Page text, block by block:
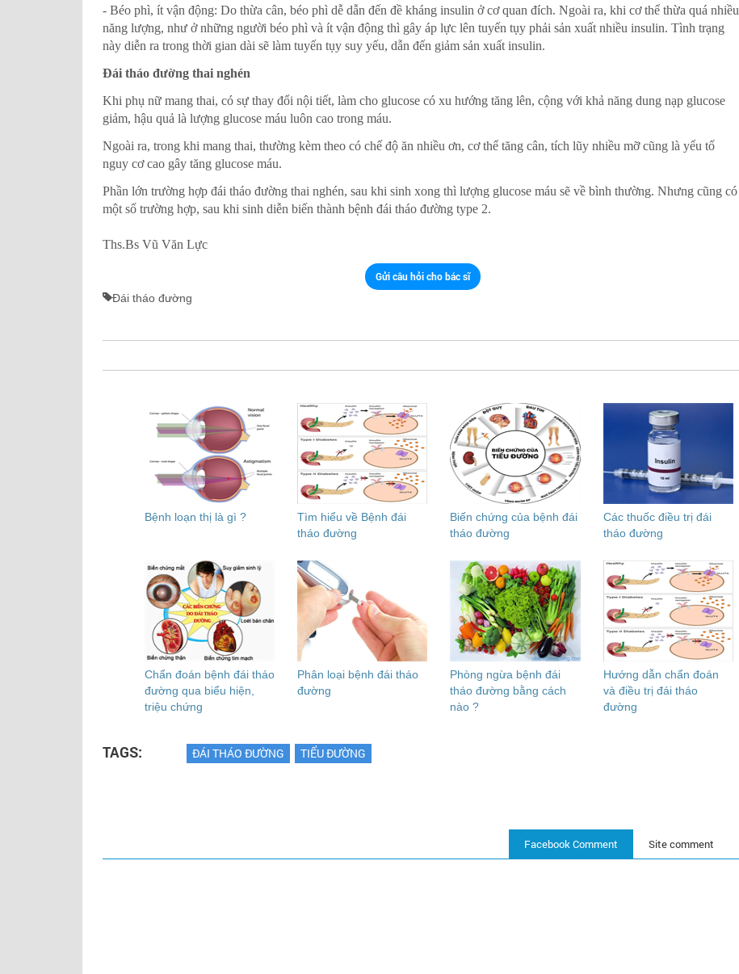
- Béo phì, ít vận động: Do thừa cân, béo phì dễ dẫn đến đề kháng insulin ở cơ quan đích. Ngoài ra, khi cơ thể thừa quá nhiều
năng lượng, như ở những người béo phì và ít vận động thì gây áp lực lên tuyến tụy phải sản xuất nhiều insulin. Tình trạng
này diễn ra trong thời gian dài sẽ làm tuyến tụy suy yếu, dẫn đến giảm sản xuất insulin.
Đái tháo đường thai nghén
Khi phụ nữ mang thai, có sự thay đổi nội tiết, làm cho glucose có xu hướng tăng lên, cộng với khả năng dung nạp glucose
giảm, hậu quả là lượng glucose máu luôn cao trong máu.
Ngoài ra, trong khi mang thai, thường kèm theo có chế độ ăn nhiều ơn, cơ thể tăng cân, tích lũy nhiều mỡ cũng là yếu tố
nguy cơ cao gây tăng glucose máu.
Phần lớn trường hợp đái tháo đường thai nghén, sau khi sinh xong thì lượng glucose máu sẽ về bình thường. Nhưng cũng có
một số trường hợp, sau khi sinh diễn biến thành bệnh đái tháo đường type 2.
Ths.Bs Vũ Văn Lực
Gửi câu hỏi cho bác sĩ
Đái tháo đường
Bệnh loạn thị là gì ?
Tìm hiểu về Bệnh đái
tháo đường
Biến chứng của bệnh đái
tháo đường
Các thuốc điều trị đái
tháo đường
Chẩn đoán bệnh đái tháo
đường qua biểu hiện,
triệu chứng
Phân loại bệnh đái tháo
đường
Phòng ngừa bệnh đái
tháo đường bằng cách
nào ?
Hướng dẫn chẩn đoán
và điều trị đái tháo
đường
TAGS: ĐÁI THÁO ĐƯỜNG TIỂU ĐƯỜNG
Site comment
Facebook Comment